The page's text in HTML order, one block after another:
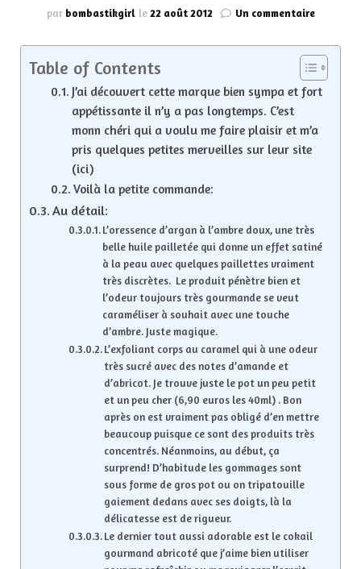
par bombastikgirl le22 août 2012 Un commentairesur
La
cosméto
grâce
Table of Contents
J’ai découvert cette marque bien sympa et fort
appétissante il n’y a pas longtemps. C’est
monn chéri qui a voulu me faire plaisir et m’a
pris quelques petites merveilles sur leur site
(ici)
Voilà la petite commande:
Au détail:
L’oressence d’argan à l’ambre doux, une très
belle huile pailletée qui donne un effet satiné
à la peau avec quelques paillettes vraiment
très discrètes. Le produit pénètre bien et
l’odeur toujours très gourmande se veut
caraméliser à souhait avec une touche
d’ambre. Juste magique.
L’exfoliant corps au caramel qui à une odeur
très sucré avec des notes d’amande et
d’abricot. Je trouve juste le pot un peu petit
et un peu cher (6,90 euros les 40ml) . Bon
après on est vraiment pas obligé d’en mettre
beaucoup puisque ce sont des produits très
concentrés. Néanmoins, au début, ça
surprend! D’habitude les gommages sont
sous forme de gros pot ou on tripatouille
gaiement dedans avec ses doigts, là la
délicatesse est de rigueur.
Le dernier tout aussi adorable est le cokail
gourmand abricoté que j’aime bien utiliser